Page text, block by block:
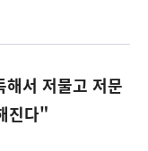
서 저물고 저문
진다"